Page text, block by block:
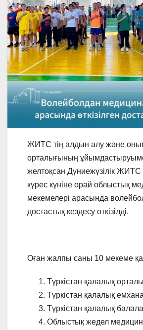
ЖИТС тің алдын алу және
орталығының
желтоқсан Дүниежүзілік ЖИТС
күрес күніне орай облыстық
мекемелері арасында
достастық кездесу өткізілді.
Оған жалпы саны 10 мекеме
Түркістан қалалық
Түркістан қалалық емхана
Түркістан қалалық
Облыстық жедел